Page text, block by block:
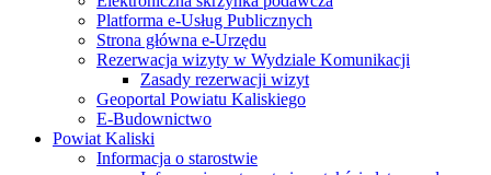
Platforma e-Usług Publicznych
Strona główna e-Urzędu
Rezerwacja wizyty w Wydziale Komunikacji
Zasady rezerwacji wizyt
Geoportal Powiatu Kaliskiego
E-Budownictwo
Powiat Kaliski
Informacja o starostwie